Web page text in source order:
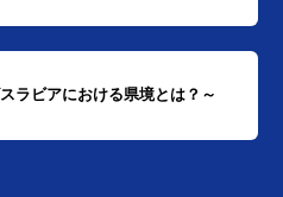
ラビアにおける県境とは？～